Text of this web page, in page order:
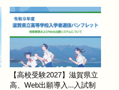
【高校受験2027】滋賀県立
高、Web出願導入...入試制